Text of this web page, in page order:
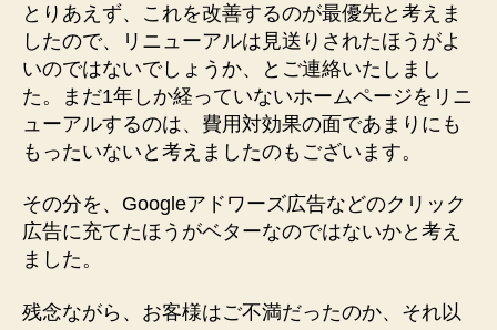
とりあえず、これを改善するのが最優先と考えま
したので、リニューアルは見送りされたほうがよ
いのではないでしょうか、とご連絡いたしまし
た。まだ1年しか経っていないホームページをリニ
ューアルするのは、費用対効果の面であまりにも
もったいないと考えましたのもございます。
その分を、Googleアドワーズ広告などのクリック
広告に充てたほうがベターなのではないかと考え
ました。
残念ながら、お客様はご不満だったのか、それ以